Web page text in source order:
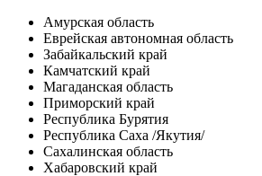
Амурская область
Еврейская автономная область
Забайкальский край
Камчатский край
Магаданская область
Приморский край
Республика Бурятия
Республика Саха /Якутия/
Сахалинская область
Хабаровский край